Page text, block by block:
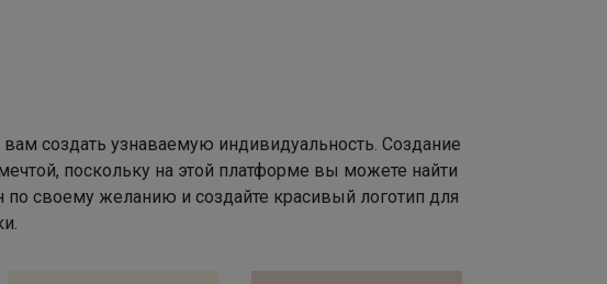
создать узнаваемую индивидуальность. Создание
поскольку на этой платформе вы можете найти
своему желанию и создайте красивый логотип для